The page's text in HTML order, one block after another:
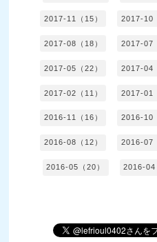
2017-11（15） 2017-10
2017-08（18） 2017-07
2017-05（22） 2017-04
2017-02（11） 2017-01
2016-11（16） 2016-10
2016-08（12） 2016-07
2016-05（20） 2016-04